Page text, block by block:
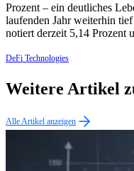
Prozent – ein deutliches
laufenden Jahr weiterhin
notiert derzeit 5,14 Prozent
DeFi Technologies
Weitere Artikel
Alle Artikel anzeigen